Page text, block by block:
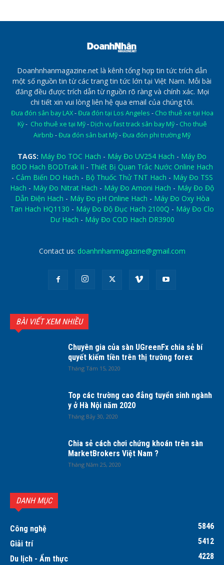
Doanhnhanmagazine.net là kênh tổng hợp tin tức trích dẫn
một số nguồn tin từ các trang tin tức lớn tại Việt Nam. Mỗi bài
đăng đều được trích dẫn từ nguồn rõ ràng và chính xác. Mọi
chi tiết xin vui lòng liên hệ qua email của chúng tôi.
Đưa đón sân bay LAX-Đưa đón tại Los Angeles - Cho thuê xe tại Hoa
Kỳ- Cho thuê xe tại Mỹ- Dịch vụ fast track sân bay Mỹ- Cho thuê
Airbnb -Đưa đón sân bat Mỹ-Đưa đón phi trường Mỹ
TAGS: Máy Đo TOC Hach - Máy Đo UV254 Hach - Máy Đo
BOD Hach BODTrak II - Thiết Bị Quan Trắc Nước Online Hach
- Cảm Biến DO Hach - Bộ Thuốc Thử TNT Hach - Máy Đo TSS
Hach - Máy Đo Nitrat Hach - Máy Đo Amoni Hach - Máy Đo Độ
Dẫn Điện Hach - Máy Đo pH Online Hach - Máy Đo Oxy Hòa
Tan Hach HQ1130 - Máy Đo Độ Đục Hach 2100Q - Máy Đo Clo
Dư Hach - Máy Đo COD Hach DR3900
Contact us: doanhnhanmagazine@gmail.com
BÀI VIẾT XEM NHIỀU
Chuyên gia của sàn UGreenFx chia sẻ bí
quyết kiếm tiền trên thị trường forex
Tháng Tám 15, 2020
Top các trường cao đẳng tuyển sinh ngành
y ở Hà Nội năm 2020
Tháng Bảy 30, 2020
Chia sẻ cách chơi chứng khoán trên sàn
MarketBrokers Việt Nam ?
Tháng Năm 25, 2020
DANH MỤC
Công nghệ
5846
Giải trí
5412
Du lịch - Ẩm thực
4228